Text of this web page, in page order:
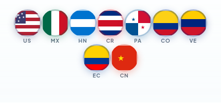
★ ★
★ ★
★
US MX HN CR
★
★
PA CO VE
EC
★
CN